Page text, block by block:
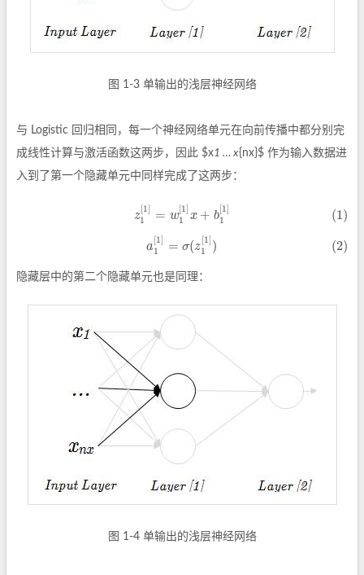
图 1-3 单输出的浅层神经网络
与 Logistic 回归相同，每一个神经网络单元在向前传播中都分别完
成线性计算与激活函数这两步，因此 $x1 … x{nx}$ 作为输入数据进
入到了第一个隐藏单元中同样完成了这两步：
z
1
1
= w
1
1
x + b
1
1
(1)
(1)z1 =w1[ 1] + b1[1
a
1
1
= σ(z
1
1
) (2)
(2) a1 =σ( z1[1
隐藏层中的第二个隐藏单元也是同理：
图 1-4 单输出的浅层神经网络